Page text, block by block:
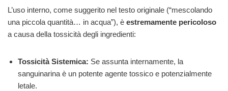
L’uso interno, come suggerito nel testo originale (“mescolando
una piccola quantità… in acqua”), è estremamente pericoloso
a causa della tossicità degli ingredienti:
Tossicità Sistemica: Se assunta internamente, la
sanguinarina è un potente agente tossico e potenzialmente
letale.